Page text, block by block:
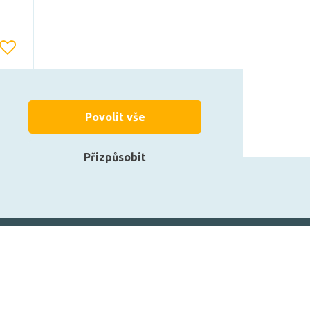
Přizpůsobit
Povolit vše